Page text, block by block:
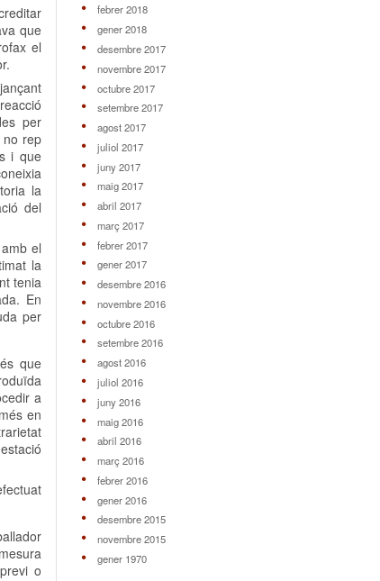
que
el
per
no rep
i que
la
del
el
la
tenia
En
per
que
a
en
o
febrer 2018
gener 2018
desembre 2017
novembre 2017
octubre 2017
setembre 2017
agost 2017
juliol 2017
juny 2017
maig 2017
abril 2017
març 2017
febrer 2017
gener 2017
desembre 2016
novembre 2016
octubre 2016
setembre 2016
agost 2016
juliol 2016
juny 2016
maig 2016
abril 2016
març 2016
febrer 2016
gener 2016
desembre 2015
novembre 2015
gener 1970